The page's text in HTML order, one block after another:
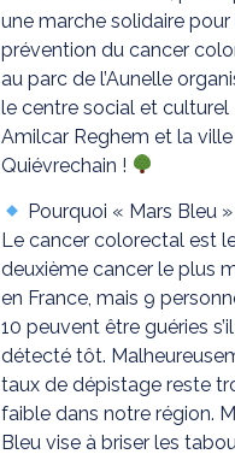
une marche solidaire pour
prévention du cancer
au parc de l’Aunelle
le centre social et culturel
Amilcar Reghem et la
Quiévrechain !
Pourquoi « Mars Bleu »
Le cancer colorectal est
deuxième cancer le plus
en France, mais 9
10 peuvent être guéries
détecté tôt.
taux de dépistage reste
faible dans notre région.
Bleu vise à briser les